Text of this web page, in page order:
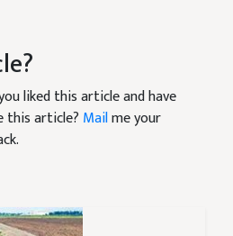
liked this article and have
this article? Mailme your